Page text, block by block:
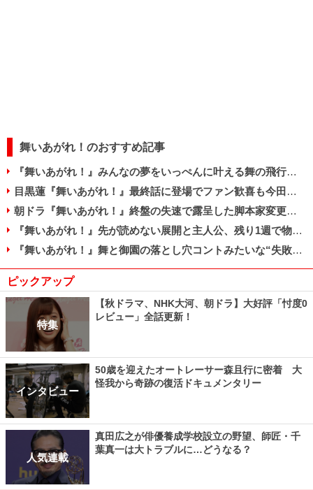
舞いあがれ！のおすすめ記事
『舞いあがれ！』みんなの夢をいっぺんに叶える舞の飛行で大団円（最終週）
目黒蓮『舞いあがれ！』最終話に登場でファン歓喜も今田美桜との連続共演に賛否
朝ドラ『舞いあがれ！』終盤の失速で露呈した脚本家変更問題＆うまいミスリード
『舞いあがれ！』先が読めない展開と主人公、残り1週で物語を描き切れるか（第25週）
『舞いあがれ！』舞と御園の落とし穴コントみたいな“失敗”にモヤモヤ（第23週）
ピックアップ
特集
【秋ドラマ、NHK大河、朝ドラ】大好評「忖度0
レビュー」全話更新！
インタビュー
50歳を迎えたオートレーサー森且行に密着 大
怪我から奇跡の復活ドキュメンタリー
人気連載
真田広之が俳優養成学校設立の野望、師匠・千
葉真一は大トラブルに…どうなる？